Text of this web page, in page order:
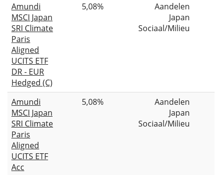
Amundi
MSCI Japan
SRI Climate
Paris
Aligned
UCITS ETF
DR - EUR
Hedged (C)
5,08%
Aandelen
Japan
Sociaal/Milieu
Amundi
MSCI Japan
SRI Climate
Paris
Aligned
UCITS ETF
Acc
5,08%
Aandelen
Japan
Sociaal/Milieu